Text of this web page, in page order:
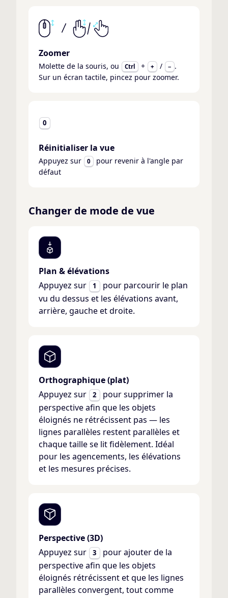
Zoomer
Molette de la souris, ou Ctrl + + / − .
Sur un écran tactile, pincez pour zoomer.
0
Réinitialiser la vue
Appuyez sur 0
pour revenir à l'angle par
défaut
Changer de mode de vue
Plan & élévations
Appuyez sur
1
pour parcourir le plan
vu du dessus et les élévations avant,
arrière, gauche et droite.
Orthographique (plat)
Appuyez sur
2
pour supprimer la
perspective afin que les objets
éloignés ne rétrécissent pas — les
lignes parallèles restent parallèles et
chaque taille se lit fidèlement. Idéal
pour les agencements, les élévations
et les mesures précises.
Perspective (3D)
Appuyez sur
3
pour ajouter de la
perspective afin que les objets
éloignés rétrécissent et que les lignes
parallèles convergent, tout comme